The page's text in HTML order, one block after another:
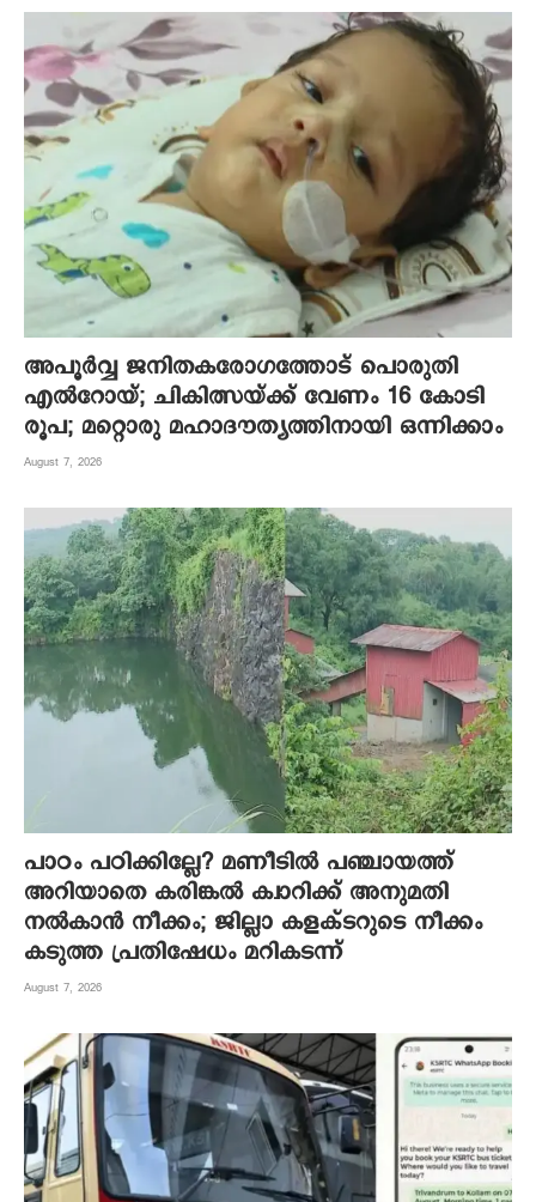
അപൂര്‍വ്വ ജനിതകരോഗത്തോട് പൊരുതി
എല്‍റോയ്; ചികിത്സയ്ക്ക് വേണം 16 കോടി
രൂപ; മറ്റൊരു മഹാദൗത്യത്തിനായി ഒന്നിക്കാം
August 7, 2026
പാഠം പഠിക്കില്ലേ? മണീടില്‍ പഞ്ചായത്ത്
അറിയാതെ കരിങ്കല്‍ ക്വാറിക്ക് അനുമതി
നല്‍കാന്‍ നീക്കം; ജില്ലാ കളക്ടറുടെ നീക്കം
കടുത്ത പ്രതിഷേധം മറികടന്ന്
August 7, 2026